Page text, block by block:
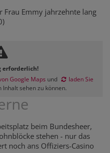
Frau Emmy jahrzehnte lang
erforderlich!
Google Maps und
laden Sie
Inhalt sehen zu können.
beim Bundesheer,
stehen - nur das
noch ans Offiziers-Casino